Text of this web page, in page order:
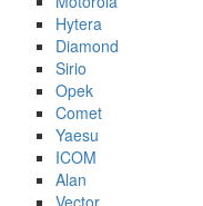
Hytera
Diamond
Sirio
Opek
Comet
Yaesu
ICOM
Alan
Vector